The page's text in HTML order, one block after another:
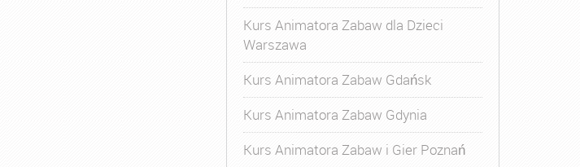
Kurs Animatora Zabaw dla Dzieci
Warszawa
Kurs Animatora Zabaw Gdańsk
Kurs Animatora Zabaw Gdynia
Kurs Animatora Zabaw i Gier Poznań